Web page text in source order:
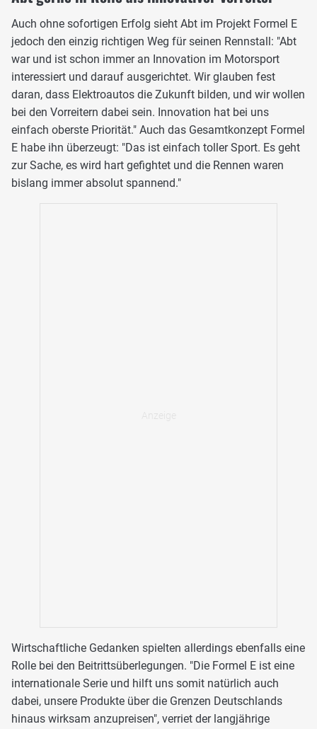
Auch ohne sofortigen Erfolg sieht Abt im Projekt Formel E
jedoch den einzig richtigen Weg für seinen Rennstall: "Abt
war und ist schon immer an Innovation im Motorsport
interessiert und darauf ausgerichtet. Wir glauben fest
daran, dass Elektroautos die Zukunft bilden, und wir wollen
bei den Vorreitern dabei sein. Innovation hat bei uns
einfach oberste Priorität." Auch das Gesamtkonzept Formel
E habe ihn überzeugt: "Das ist einfach toller Sport. Es geht
zur Sache, es wird hart gefightet und die Rennen waren
bislang immer absolut spannend."
Wirtschaftliche Gedanken spielten allerdings ebenfalls eine
Rolle bei den Beitrittsüberlegungen. "Die Formel E ist eine
internationale Serie und hilft uns somit natürlich auch
dabei, unsere Produkte über die Grenzen Deutschlands
hinaus wirksam anzupreisen", verriet der langjährige